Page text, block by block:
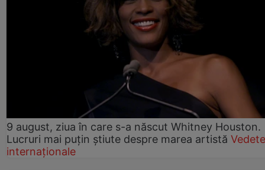
9 august, ziua în care s-a născut Whitney Houston.
Lucruri mai puțin știute despre marea artistă Vedete
internaționale